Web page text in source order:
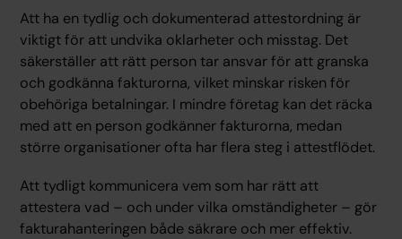
Att ha en tydlig och dokumenterad attestordning är
viktigt för att undvika oklarheter och misstag. Det
säkerställer att rätt person tar ansvar för att granska
och godkänna fakturorna, vilket minskar risken för
obehöriga betalningar. I mindre företag kan det räcka
med att en person godkänner fakturorna, medan
större organisationer ofta har flera steg i attestflödet.
Att tydligt kommunicera vem som har rätt att
attestera vad – och under vilka omständigheter – gör
fakturahanteringen både säkrare och mer effektiv.